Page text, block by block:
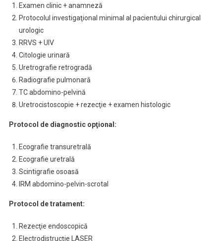
Examen clinic + anamneză
Protocolul investigaţional minimal al pacientului chirurgical
urologic
RRVS + UIV
Citologie urinară
Uretrografie retrogradă
Radiografie pulmonară
TC abdomino-pelvină
Uretrocistoscopie + rezecţie + examen histologic
Protocol de diagnostic opţional:
Ecografie transuretrală
Ecografie uretrală
Scintigrafie osoasă
IRM abdomino-pelvin-scrotal
Protocol de tratament:
Rezecţie endoscopică
Electrodistrucţie LASER